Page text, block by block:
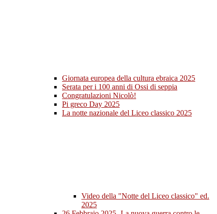
Giornata europea della cultura ebraica 2025
Serata per i 100 anni di Ossi di seppia
Congratulazioni Nicolò!
Pi greco Day 2025
La notte nazionale del Liceo classico 2025
Video della "Notte del Liceo classico" ed.
2025